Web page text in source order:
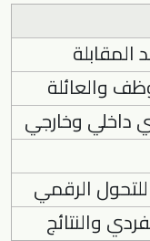
المقابلة
والعائلة
داخلي وخارجي
الرقمي
والنتائج